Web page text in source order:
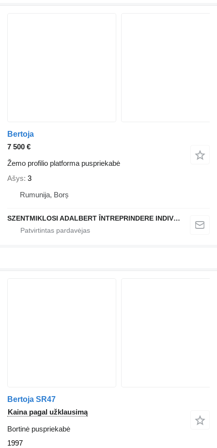
Bertoja
7 500 €
Žemo profilio platforma puspriekabė
Ašys 3
Rumunija, Borș
SZENTMIKLOSI ADALBERT ÎNTREPRINDERE INDIVIDUALĂ
Bertoja SR47
Kaina pagal užklausimą
Bortinė puspriekabė
1997